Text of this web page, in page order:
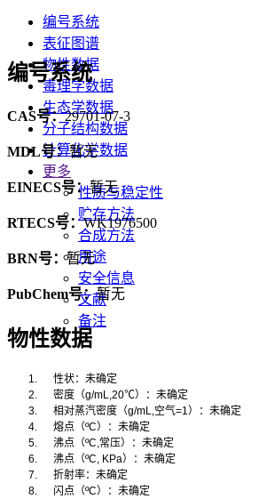
编号系统
表征图谱
物性数据
毒理学数据
生态学数据
分子结构数据
计算化学数据
更多
性质与稳定性
贮存方法
合成方法
用途
安全信息
文献
备注
编号系统
CAS号：29701-07-3
MDL号：暂无
EINECS号：暂无
RTECS号：WK1976500
BRN号：暂无
PubChem号：暂无
物性数据
1.
性状：未确定
2.
密度（g/mL,20℃）：未确定
3.
相对蒸汽密度（g/mL, 空气=1 ）：未确定
4.
熔点（ºC）：未确定
5.
沸点（ºC, 常压）：未确定
6.
沸点（ºC, KPa）：未确定
7.
折射率：未确定
8.
闪点（ºC）：未确定